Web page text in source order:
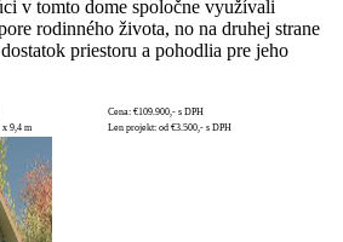
v tomto dome spoločne využívali
rodinného života, no na druhej strane
priestoru a pohodlia pre jeho
Cena: €109.900,- s DPH
x 9,4 m Len projekt: od €3.500,- s DPH